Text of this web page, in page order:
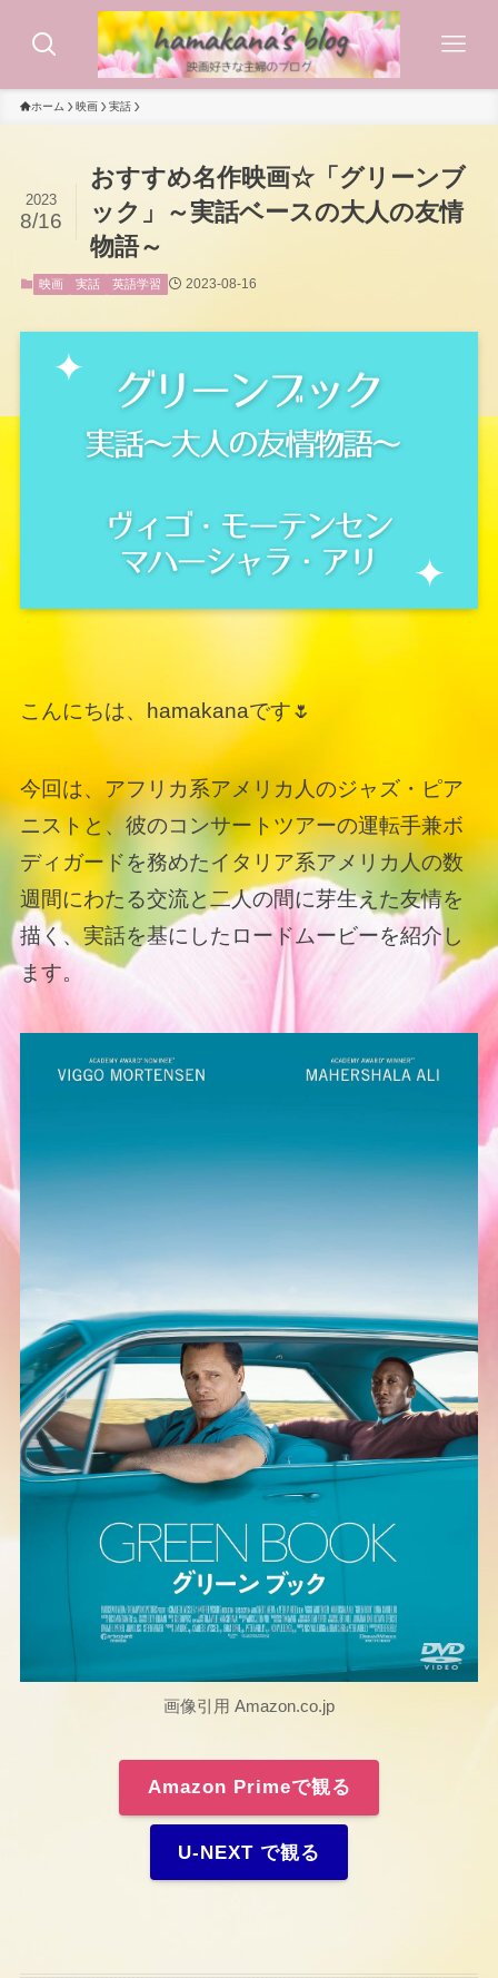
ホーム 映画 実話
おすすめ名作映画☆「グリーンブ
ック」～実話ベースの大人の友情
物語～
2023
8/16
映画 実話 英語学習 2023-08-16
こんにちは、hamakanaです🌷
今回は、アフリカ系アメリカ人のジャズ・ピア
ニストと、彼のコンサートツアーの運転手兼ボ
ディガードを務めたイタリア系アメリカ人の数
週間にわたる交流と二人の間に芽生えた友情を
描く、実話を基にしたロードムービーを紹介し
ます。
画像引用 Amazon.co.jp
Amazon Primeで観る
U-NEXT で観る